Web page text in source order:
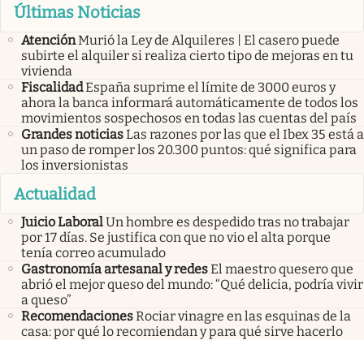
Últimas Noticias
AtenciónMurió la Ley de Alquileres | El casero puede
subirte el alquiler si realiza cierto tipo de mejoras en tu
vivienda
FiscalidadEspaña suprime el límite de 3000 euros y
ahora la banca informará automáticamente de todos los
movimientos sospechosos en todas las cuentas del país
Grandes noticiasLas razones por las que el Ibex 35 está a
un paso de romper los 20.300 puntos: qué significa para
los inversionistas
Actualidad
Juicio LaboralUn hombre es despedido tras no trabajar
por 17 días. Se justifica con que no vio el alta porque
tenía correo acumulado
Gastronomía artesanal y redesEl maestro quesero que
abrió el mejor queso del mundo: “Qué delicia, podría vivir
a queso”
RecomendacionesRociar vinagre en las esquinas de la
casa: por qué lo recomiendan y para qué sirve hacerlo